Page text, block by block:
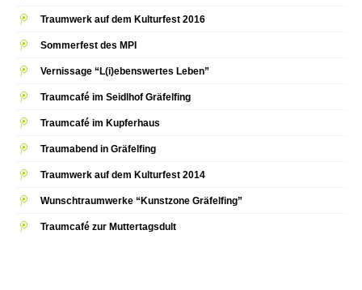
Traumwerk auf dem Kulturfest 2016
Sommerfest des MPI
Vernissage “L(i)ebenswertes Leben”
Traumcafé im Seidlhof Gräfelfing
Traumcafé im Kupferhaus
Traumabend in Gräfelfing
Traumwerk auf dem Kulturfest 2014
Wunschtraumwerke “Kunstzone Gräfelfing”
Traumcafé zur Muttertagsdult